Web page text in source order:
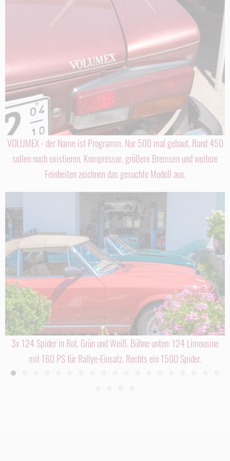
VOLUMEX - der Name ist Programm. Nur 500 mal gebaut. Rund 450
sollen noch existieren. Kompressor, größere Bremsen und weitere
Feinheiten zeichnen das gesuchte Modell aus.
3x 124 Spider in Rot, Grün und Weiß. Bühne unten: 124 Limousine
mit 160 PS für Rallye-Einsatz. Rechts ein 1500 Spider.